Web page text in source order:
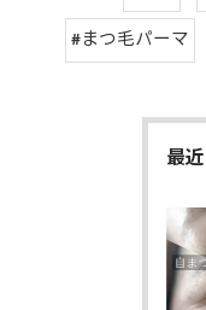
#まつ毛パーマ
最